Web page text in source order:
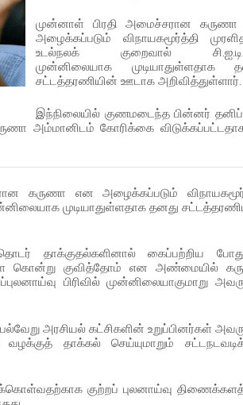
முன்னாள் பிரதி அமைச்சரான
அழைக்கப்படும் விநாயகமூர்த்தி
உடல்நலக் குறைவால்
முன்னிலையாக முடியாதுள்ளதாக
சட்டத்தரணியின் ஊடாக அறிவித்துள்ளார்.
இந்நிலையில் குணமடைந்த பின்னர்
அம்மானிடம் கோரிக்கை
கருணா என அழைக்கப்படும்
முடியாதுள்ளதாக தனது
தாக்குதல்களினால் கைப்பற்றிய
கொன்று குவித்தோம் என அண்மையில்
பிரிவில் முன்னிலையாகுமாறு
அரசியல் கட்சிகளின் உறுப்பினர்கள்
வழக்குத் தாக்கல் செய்யுமாறும்
குற்றப் புலனாய்வு